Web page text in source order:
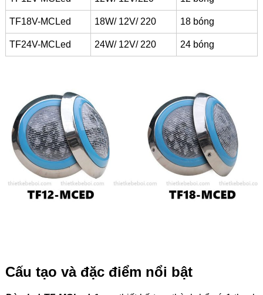
TF18V-MCLed 18W/ 12V/ 220 18 bóng
TF24V-MCLed 24W/ 12V/ 220 24 bóng
Cấu tạo và đặc điểm nổi bật